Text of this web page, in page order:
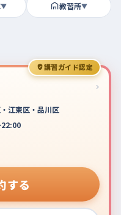
▼ 教習所▼
講習ガイド認定
›
江東区・品川区
する